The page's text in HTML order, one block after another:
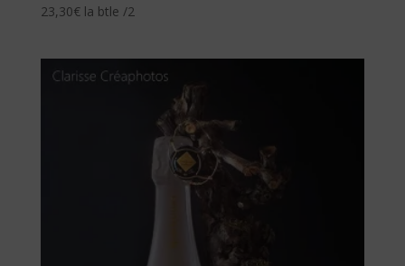
23,30€ la btle /2